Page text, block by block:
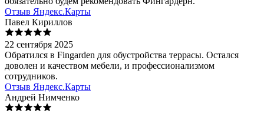
Отзыв Яндекс.Карты
Павел Кириллов
22 сентября 2025
Обратился в Fingarden для обустройства террасы. Остался
доволен и качеством мебели, и профессионализмом
сотрудников.
Отзыв Яндекс.Карты
Андрей Нимченко